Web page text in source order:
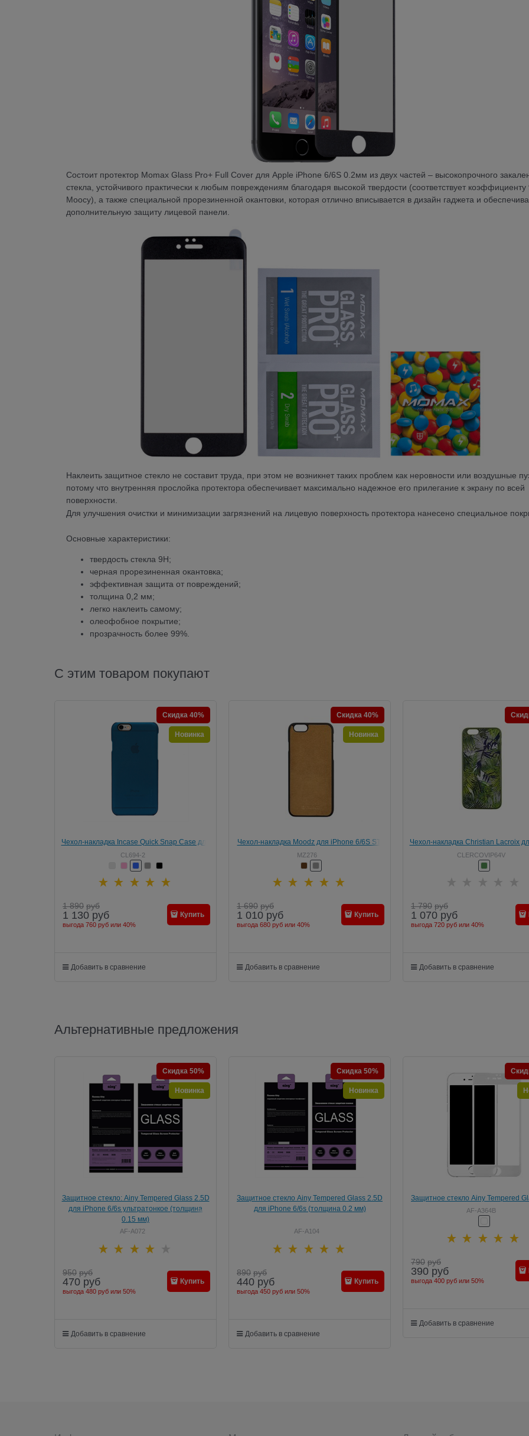
Состоит протектор Momax Glass Pro+ Full Cover для Apple iPhone 6/6S 0.2мм из двух частей – высокопрочного
стекла, устойчивого практически к любым повреждениям благодаря высокой твердости (соответствует
Моосу), а также специальной прорезиненной окантовки, которая отлично вписывается в дизайн гаджета и
дополнительную защиту лицевой панели.
Наклеить защитное стекло не составит труда, при этом не возникнет таких проблем как неровности или воздушные
потому что внутренняя прослойка протектора обеспечивает максимально надежное его прилегание к экрану по всей
поверхности.
Для улучшения очистки и минимизации загрязнений на лицевую поверхность протектора нанесено специальное
Основные характеристики:
твердость стекла 9Н;
черная прорезиненная окантовка;
эффективная защита от повреждений;
толщина 0,2 мм;
легко наклеить самому;
олеофобное покрытие;
прозрачность более 99%.
С этим товаром покупают
Чехол-накладка Incase Quick Snap Case для
iPhone 6/6s
CL694-2
Скидка 40%
Новинка
1 890 руб
1 130 руб
выгода 760 руб или 40%
Купить
Добавить в сравнение
Чехол-накладка Moodz для iPhone 6/6S ST-
A Series Hard
MZ276
Скидка 40%
Новинка
1 690 руб
1 010 руб
выгода 680 руб или 40%
Купить
Добавить в сравнение
Чехол-накладка Christian Lacroix
6/6S Eden roc Hard
CLERCOVIP64V
1 790 руб
1 070 руб
выгода 720 руб или 40%
Добавить в сравнение
Альтернативные предложения
Защитное стекло: Ainy Tempered Glass 2.5D
для iPhone 6/6s ультратонкое (толщина
0.15 мм)
AF-A072
Скидка 50%
Новинка
950 руб
470 руб
выгода 480 руб или 50%
Купить
Добавить в сравнение
Защитное стекло Ainy Tempered Glass 2.5D
для iPhone 6/6s (толщина 0.2 мм)
AF-A104
Скидка 50%
Новинка
890 руб
440 руб
выгода 450 руб или 50%
Купить
Добавить в сравнение
Защитное стекло Ainy Tempered
Full Screen Cover 0.33mm для
AF-A364B
790 руб
390 руб
выгода 400 руб или 50%
Добавить в сравнение